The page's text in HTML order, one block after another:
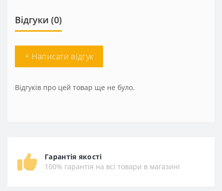
Відгуки (0)
+ Написати відгук
Відгуків про цей товар ще не було.
Гарантія якості
100% гарантія на всі товари в магазині